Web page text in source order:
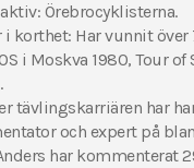
Örebrocyklisterna.
i korthet: Har vunnit över
i Moskva 1980, Tour of
tävlingskarriären har
och expert på
har kommenterat